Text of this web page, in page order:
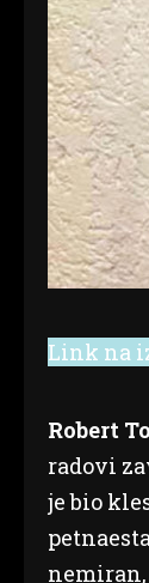
Link na
Robert
radovi
je bio
nemiran,